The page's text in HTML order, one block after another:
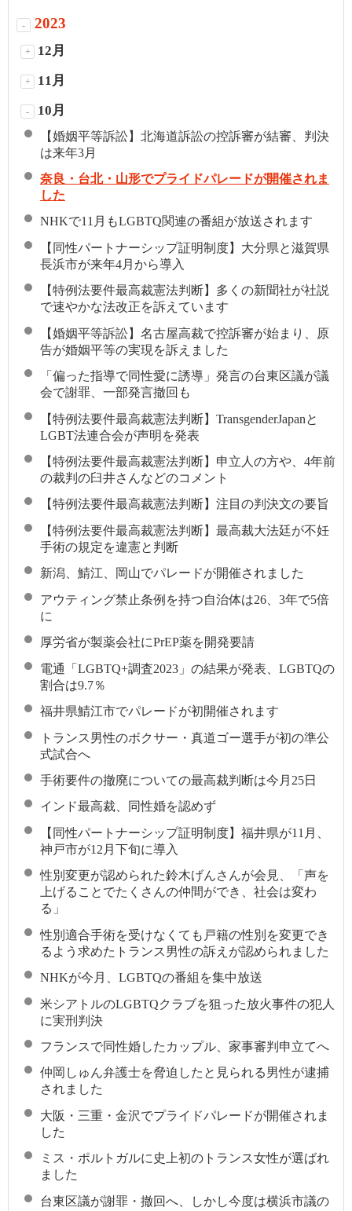
- 2023
+ 12月
+ 11月
- 10月
【婚姻平等訴訟】北海道訴訟の控訴審が結審、判決
は来年3月
奈良・台北・山形でプライドパレードが開催されま
した
NHKで11月もLGBTQ関連の番組が放送されます
【同性パートナーシップ証明制度】大分県と滋賀県
長浜市が来年4月から導入
【特例法要件最高裁憲法判断】多くの新聞社が社説
で速やかな法改正を訴えています
【婚姻平等訴訟】名古屋高裁で控訴審が始まり、原
告が婚姻平等の実現を訴えました
「偏った指導で同性愛に誘導」発言の台東区議が議
会で謝罪、一部発言撤回も
【特例法要件最高裁憲法判断】TransgenderJapanと
LGBT法連合会が声明を発表
【特例法要件最高裁憲法判断】申立人の方や、4年前
の裁判の臼井さんなどのコメント
【特例法要件最高裁憲法判断】注目の判決文の要旨
【特例法要件最高裁憲法判断】最高裁大法廷が不妊
手術の規定を違憲と判断
新潟、鯖江、岡山でパレードが開催されました
アウティング禁止条例を持つ自治体は26、3年で5倍
に
厚労省が製薬会社にPrEP薬を開発要請
電通「LGBTQ+調査2023」の結果が発表、LGBTQの
割合は9.7％
福井県鯖江市でパレードが初開催されます
トランス男性のボクサー・真道ゴー選手が初の準公
式試合へ
手術要件の撤廃についての最高裁判断は今月25日
インド最高裁、同性婚を認めず
【同性パートナーシップ証明制度】福井県が11月、
神戸市が12月下旬に導入
性別変更が認められた鈴木げんさんが会見、「声を
上げることでたくさんの仲間ができ、社会は変わ
る」
性別適合手術を受けなくても戸籍の性別を変更でき
るよう求めたトランス男性の訴えが認められました
NHKが今月、LGBTQの番組を集中放送
米シアトルのLGBTQクラブを狙った放火事件の犯人
に実刑判決
フランスで同性婚したカップル、家事審判申立てへ
仲岡しゅん弁護士を脅迫したと見られる男性が逮捕
されました
大阪・三重・金沢でプライドパレードが開催されま
した
ミス・ポルトガルに史上初のトランス女性が選ばれ
ました
台東区議が謝罪・撤回へ、しかし今度は横浜市議の